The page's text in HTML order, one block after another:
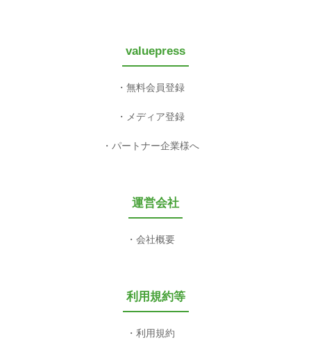
valuepress
無料会員登録
メディア登録
パートナー企業様へ
運営会社
会社概要
利用規約等
利用規約